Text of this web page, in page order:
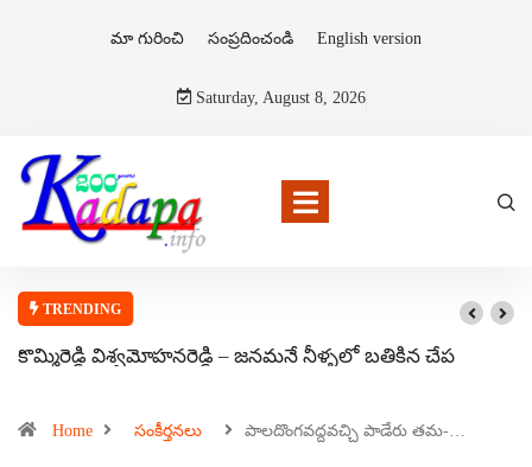
మా గురించి సంప్రదించండి English version
Saturday, August 8, 2026
TRENDING
కొమ్మిరెడ్డి విశ్వమోహనరెడ్డి – జనమనే నీళ్ళలో బతికిన చేప
Home సంకీర్తనలు పాలదొంగవద్దవచ్చి పాడేరు తమ-…